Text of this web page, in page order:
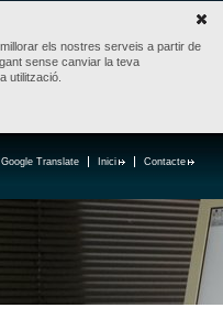
els nostres serveis a partir de
sense canviar la teva
utilització.
Contacte
Inici
Google Translate